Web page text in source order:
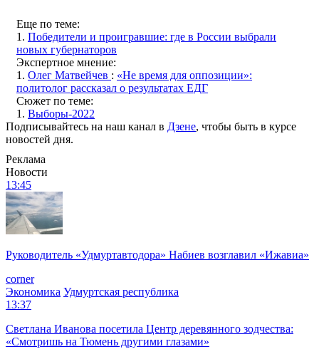
Еще по теме:
1. Победители и проигравшие: где в России выбрали
новых губернаторов
Экспертное мнение:
1. Олег Матвейчев : «Не время для оппозиции»:
политолог рассказал о результатах ЕДГ
Сюжет по теме:
1. Выборы-2022
Подписывайтесь на наш канал в Дзене, чтобы быть в курсе
новостей дня.
Реклама
Новости
13:45
Руководитель «Удмуртавтодора» Набиев возглавил «Ижавиа»
corner
Экономика Удмуртская республика
13:37
Светлана Иванова посетила Центр деревянного зодчества:
«Смотришь на Тюмень другими глазами»